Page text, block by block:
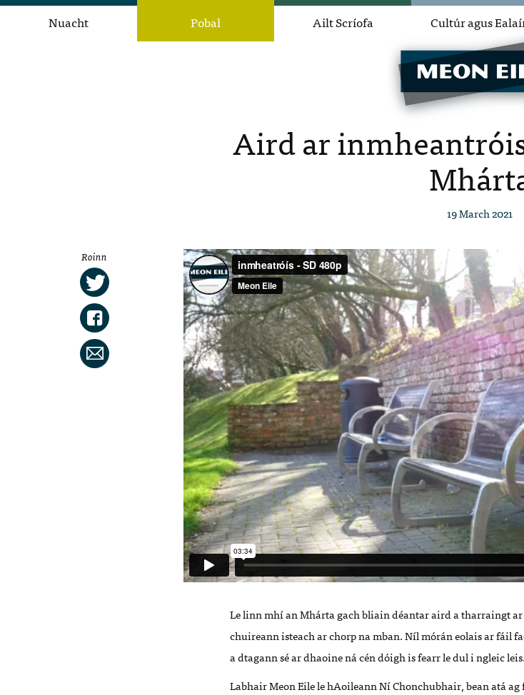
Nuacht Pobal Ailt Scríofa Cultúr agus
Aird ar
19 March 2021
Roinn
Le linn mhí an Mhárta gach bliain déantar aird a tharraingt
chuireann isteach ar chorp na mban. Níl mórán eolais ar fáil
a dtagann sé ar dhaoine ná cén dóigh is fearr le dul i ngleic leis.
Labhair Meon Eile le hAoileann NíChonchubhair, bean atá